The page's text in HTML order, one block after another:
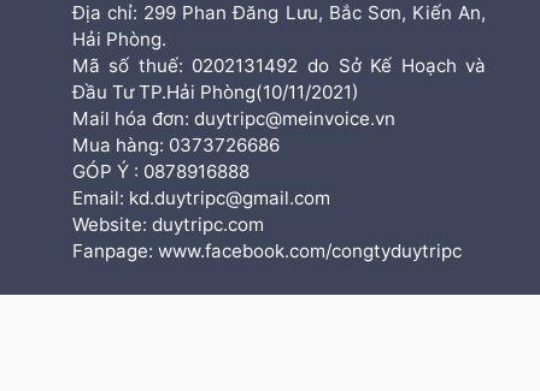
Địa chỉ: 299 Phan Đăng Lưu, Bắc Sơn, Kiến An,
Hải Phòng.
Mã số thuế: 0202131492 do Sở Kế Hoạch và
Đầu Tư TP.Hải Phòng(10/11/2021)
Mail hóa đơn: duytripc@meinvoice.vn
Mua hàng: 0373726686
GÓP Ý : 0878916888
Email: kd.duytripc@gmail.com
Website: duytripc.com
Fanpage: www.facebook.com/congtyduytripc